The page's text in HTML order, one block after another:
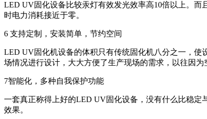
LED UV固化设备比较汞灯有效发光效率高10倍以上。
时电力消耗接近于零。
6 支持定制，安装简单，节约空间
LED UV固化机设备的体积只有传统固化机八分之一，
场情况进行设计，大大方便了生产现场的需求，以往因为
7智能化，多种自我保护功能
一套真正称得上好的LED UV固化设备，没有什么比稳
效果。